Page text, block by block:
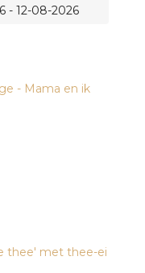
- 12-08-2026